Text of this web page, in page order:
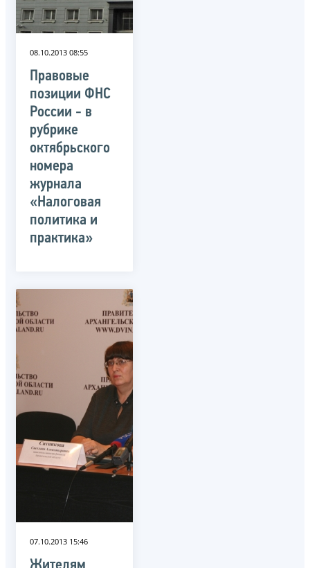
08.10.2013 08:55
Правовые
позиции ФНС
России - в
рубрике
октябрьского
номера
журнала
«Налоговая
политика и
практика»
07.10.2013 15:46